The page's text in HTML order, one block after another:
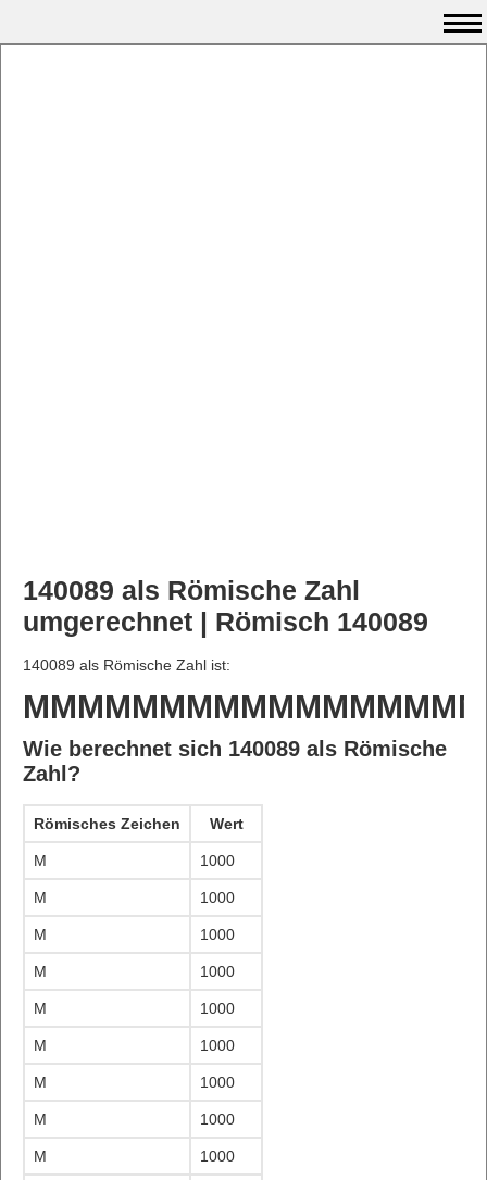
140089 als Römische Zahl
umgerechnet | Römisch 140089
140089 als Römische Zahl ist:
Wie berechnet sich 140089 als Römische
Zahl?
Römisches Zeichen Wert
M 1000
M 1000
M 1000
M 1000
M 1000
M 1000
M 1000
M 1000
M 1000